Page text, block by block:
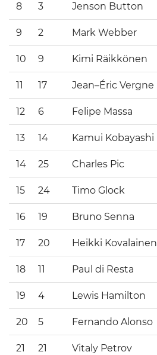
8 3 Jenson Button
9 2 Mark Webber
10 9 Kimi Räikkönen
11 17 Jean–Éric Vergne
12 6 Felipe Massa
13 14 Kamui Kobayashi
14 25 Charles Pic
15 24 Timo Glock
16 19 Bruno Senna
17 20 Heikki Kovalainen
18 11 Paul di Resta
19 4 Lewis Hamilton
20 5 Fernando Alonso
21 21 Vitaly Petrov